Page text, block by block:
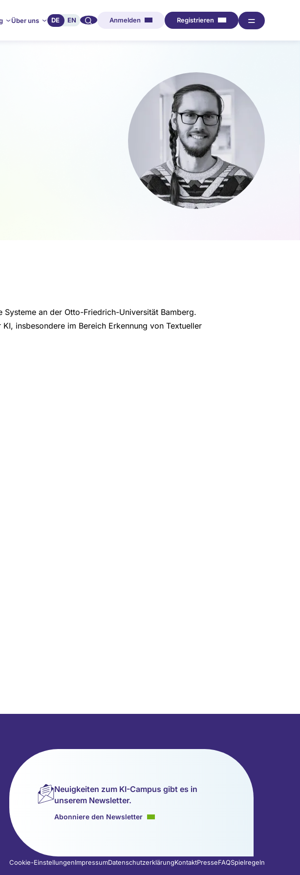
Über uns DE EN 🔍︎︎ Anmelden Registrieren ═
an der Otto-Friedrich-Universität Bamberg.
insbesondere im Bereich Erkennung von Textueller
Neuigkeiten zum KI-Campus gibt es in
unserem Newsletter.
Abonniere den Newsletter
Cookie-EinstellungenImpressumDatenschutzerklärungKontaktPresseFAQSpielregeln